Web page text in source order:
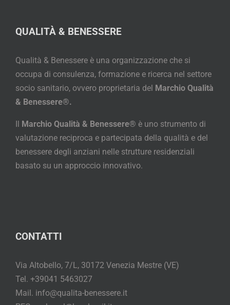
QUALITÀ & BENESSERE
Qualità & Benessere è una organizzazione che si
occupa di consulenza, formazione e ricerca nel settore
socio sanitario, ovvero proprietaria del Marchio Qualità
& Benessere®.
Il Marchio Qualità & Benessere® è uno strumento di
valutazione reciproca e partecipata della qualità e del
benessere degli anziani nelle strutture residenziali
basato su un approccio innovativo.
CONTATTI
Via Altobello, 7/L, 30172 Venezia Mestre (VE)
Tel. +39041 5463027
Mail. info@qualita-benessere.it